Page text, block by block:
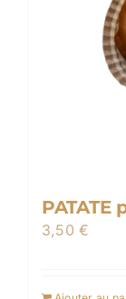
3,50€